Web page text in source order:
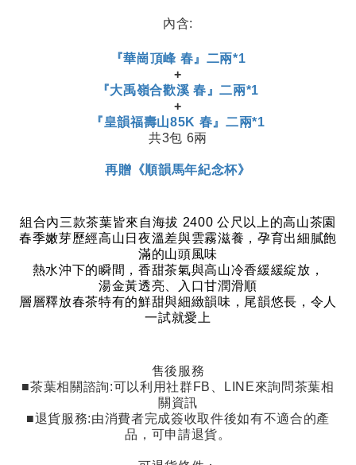
內含:
『華崗頂峰 春』二兩*1
+
『大禹嶺合歡溪 春』二兩*1
+
『皇韻福壽山85K 春』二兩*1
共3包 6兩
再贈《順韻馬年紀念杯》
組合內三款茶葉皆來自海拔 2400 公尺以上的高山茶園
春季嫩芽歷經高山日夜溫差與雲霧滋養，孕育出細膩飽
滿的山頭風味
熱水沖下的瞬間，香甜茶氣與高山冷香緩緩綻放，
湯金黃透亮、入口甘潤滑順
層層釋放春茶特有的鮮甜與細緻韻味，尾韻悠長，令人
一試就愛上
售後服務
■茶葉相關諮詢:可以利用社群FB LINE來詢問茶葉相
關資訊
■退貨服務:由消費者完成簽收取件後如有不適合的產
品，可申請退貨。